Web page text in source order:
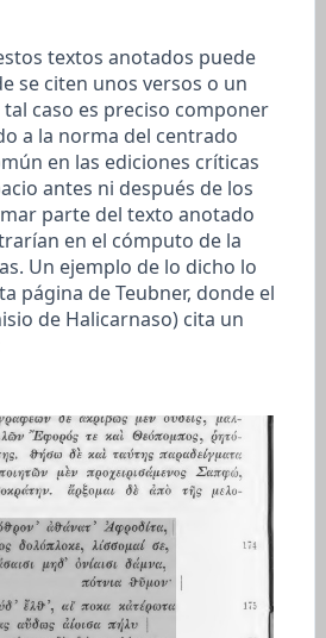
textos anotados puede
se citen unos versos o un
caso es preciso componer
a la norma del centrado
en las ediciones críticas
antes ni después de los
parte del texto anotado
en el cómputo de la
Un ejemplo de lo dicho lo
página de Teubner, donde el
de Halicarnaso) cita un